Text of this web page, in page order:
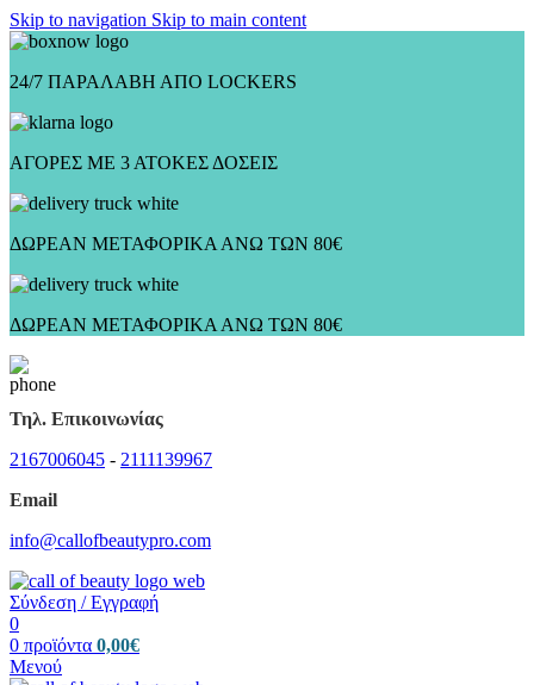
Skip to navigation Skip to main content
24/7 ΠΑΡΑΛΑΒΗ ΑΠΟ LOCKERS
ΑΓΟΡΕΣ ΜΕ 3 ΑΤΟΚΕΣ ΔΟΣΕΙΣ
ΔΩΡΕΑΝ ΜΕΤΑΦΟΡΙΚΑ ΑΝΩ ΤΩΝ 80€
ΔΩΡΕΑΝ ΜΕΤΑΦΟΡΙΚΑ ΑΝΩ ΤΩΝ 80€
Τηλ. Επικοινωνίας
2167006045 - 2111139967
Email
info@callofbeautypro.com
Σύνδεση / Εγγραφή
0
0 προϊόντα 0,00€
Μενού